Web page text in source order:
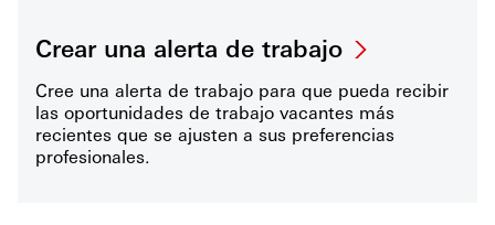
Crear una alerta de trabajo
Cree una alerta de trabajo para que pueda recibir
las oportunidades de trabajo vacantes más
recientes que se ajusten a sus preferencias
profesionales.